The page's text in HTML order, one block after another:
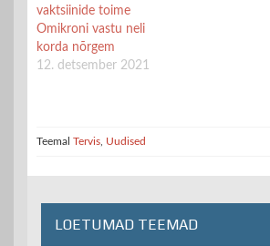
vaktsiinide toime
Omikroni vastu neli
korda nõrgem
12. detsember 2021
Teemal Tervis Uudised
LOETUMAD TEEMAD